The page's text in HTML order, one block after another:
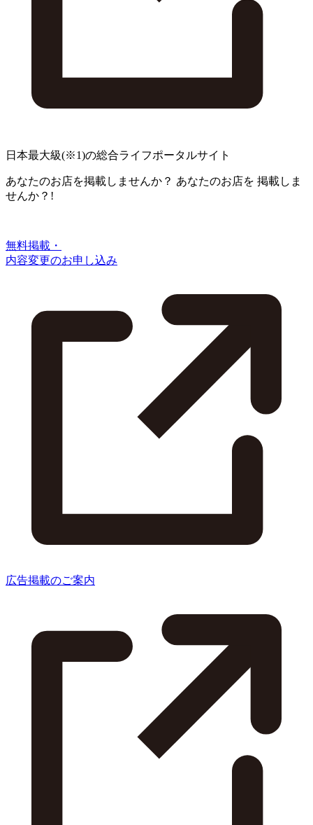
日本最大級(※1)の総合ライフポータルサイト
あなたのお店を掲載しませんか？ あなたのお店を 掲載しま
せんか？!
無料掲載・
内容変更のお申し込み
広告掲載のご案内